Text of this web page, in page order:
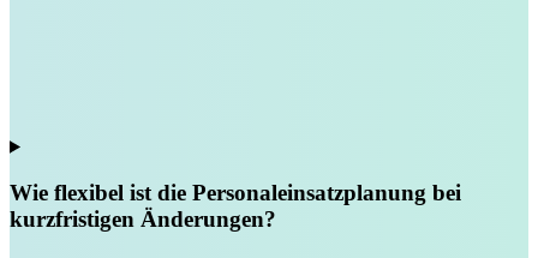
Wie flexibel ist die Personaleinsatzplanung bei
kurzfristigen Änderungen?